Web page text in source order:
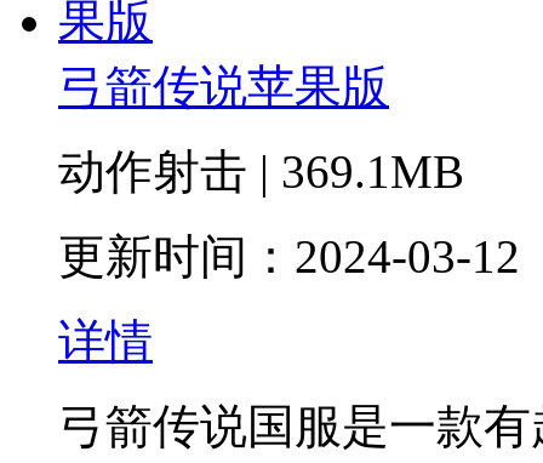
弓箭传说苹果版
动作射击 | 369.1MB
更新时间：2024-03-12
详情
弓箭传说国服是一款